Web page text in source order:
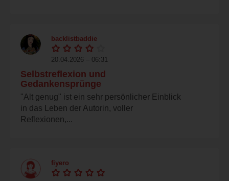
backlistbaddie
20.04.2026 – 06:31
Selbstreflexion und
Gedankensprünge
"Alt genug" ist ein sehr persönlicher Einblick
in das Leben der Autorin, voller
Reflexionen,...
fiyero